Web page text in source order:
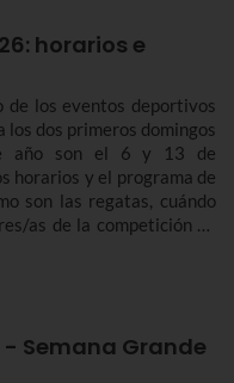
horarios e
de los eventos deportivos
los dos primeros domingos
año son el 6 y 13 de
horarios y el programa de
son las regatas, cuándo
as de la competición de
Semana Grande